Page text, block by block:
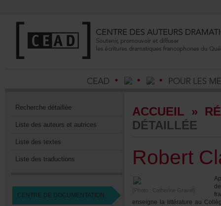
Recherchedétaillée
Listedesauteursetautrices
Listedestextes
Listedestraductions
CENTREDEDOCUMENTATION
ACCUEIL »
DÉTAILLÉE
(Photo:CatherineGravel)